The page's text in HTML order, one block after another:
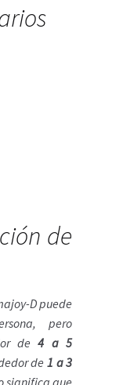
de
D puede
pero
de 4 a 5
de1 a 3